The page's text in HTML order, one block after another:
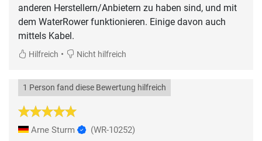
anderen Herstellern/Anbietern zu haben sind, und mit
dem WaterRower funktionieren. Einige davon auch
mittels Kabel.
Hilfreich • Nicht hilfreich
1 Person fand diese Bewertung hilfreich
Arne Sturm (WR-10252)